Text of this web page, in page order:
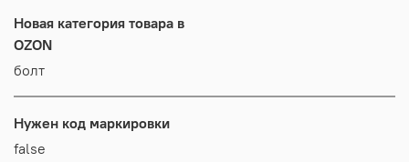
Новая категория товара в
OZON
болт
Нужен код маркировки
false